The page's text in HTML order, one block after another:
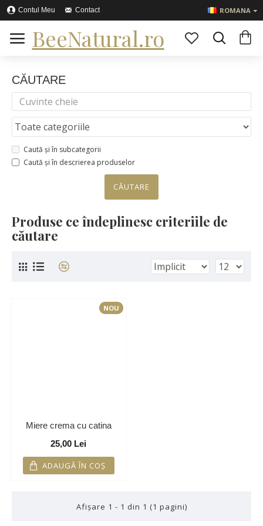
Contul Meu Contact ROMANA
BeeNatural.ro
CĂUTARE
Caută și în subcategorii
Caută și în descrierea produselor
CĂUTARE
Produse ce îndeplinesc criteriile de
căutare
NOU
Miere crema cu catina
25,00 Lei
ADAUGĂ ÎN COŞ
Afişare 1 - 1 din 1 (1 pagini)